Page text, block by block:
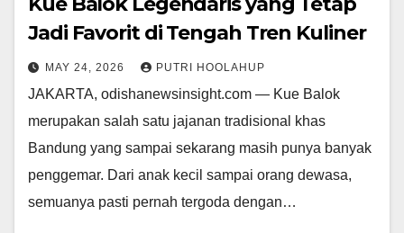
Jadi Favorit di Tengah Tren Kuliner
MAY 24, 2026 PUTRI HOOLAHUP
JAKARTA, odishanewsinsight.com — Kue Balok
merupakan salah satu jajanan tradisional khas
Bandung yang sampai sekarang masih punya banyak
penggemar. Dari anak kecil sampai orang dewasa,
semuanya pasti pernah tergoda dengan…